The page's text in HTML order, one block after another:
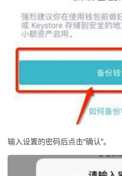
输入设置的密码后点击“确认”。